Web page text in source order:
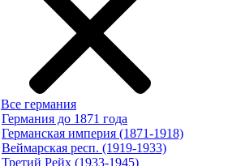
Все германия
Германия до 1871 года
Германская империя (1871-1918)
Веймарская респ. (1919-1933)
Третий Рейх (1933-1945)